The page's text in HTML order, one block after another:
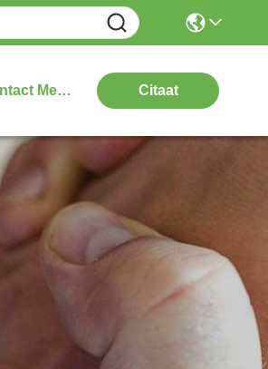
Neem Contact Met Ons Op Citaat